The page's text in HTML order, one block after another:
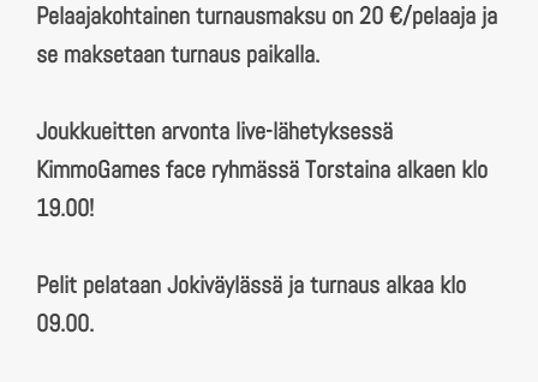
Pelaajakohtainen turnausmaksu on 20 €/pelaaja ja
se maksetaan turnaus paikalla.
Joukkueitten arvonta live-lähetyksessä
KimmoGames face ryhmässä Torstaina alkaen klo
19.00!
Pelit pelataan Jokiväylässä ja turnaus alkaa klo
09.00.